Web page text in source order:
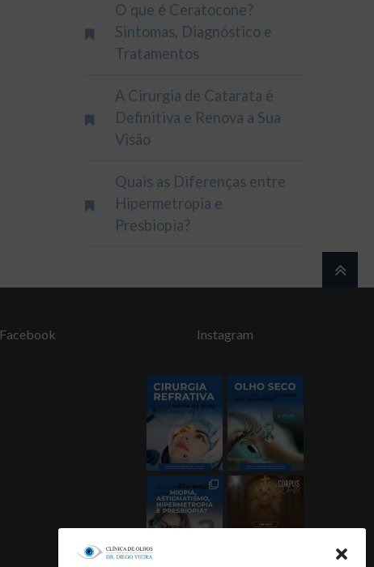
O que é Ceratocone?
Sintomas, Diagnóstico e
Tratamentos
A Cirurgia de Catarata é
Definitiva e Renova a Sua
Visão
Quais as Diferenças entre
Hipermetropia e
Presbiopia?
Facebook Instagram